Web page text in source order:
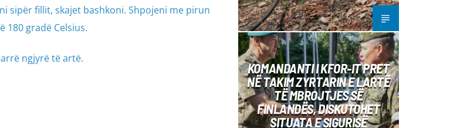
sipër fillit, skajet bashkoni. Shpojeni me pirun
gradë Celsius.
ngjyrë të artë.
KOMANDANTI I KFOR-IT PRET
NË TAKIM ZYRTARIN E LARTË
TË MBROJTJES SË
FINLANDËS, DISKUTOHET
SITUATA E SIGURISË